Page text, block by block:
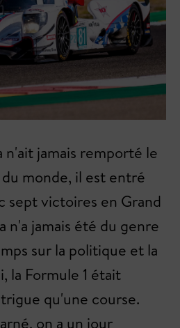
jamais remporté le
monde, il est entré
sept victoires en Grand
n'a jamais été du genre
sur la politique et la
la Formule 1 était
qu'une course.
on a un jour